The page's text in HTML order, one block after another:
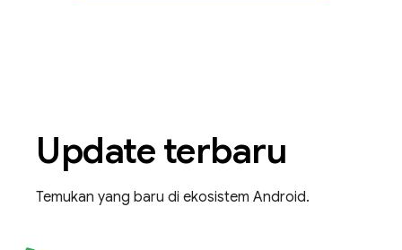
Update terbaru
Temukan yang baru di ekosistem Android.